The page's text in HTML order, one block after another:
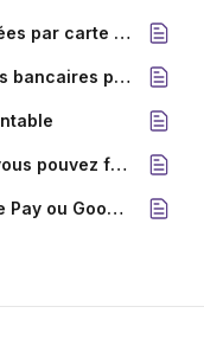
Comment créer des dépenses payées par carte de crédit ?
Comment importer des transactions bancaires précédentes ?
Plan gratuit Accountable : ce que vous pouvez faire dans l’application mobile
Ajouter votre carte virtuelle à Apple Pay ou Google Pay 💳